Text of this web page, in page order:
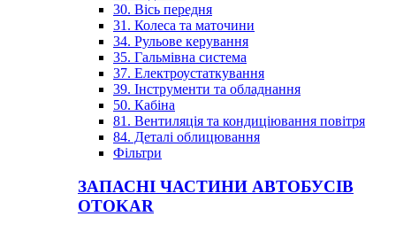
30. Вісь передня
31. Колеса та маточини
34. Рульове керування
35. Гальмівна система
37. Електроустаткування
39. Інструменти та обладнання
50. Кабіна
81. Вентиляція та кондиціювання повітря
84. Деталі облицювання
Фільтри
ЗАПАСНІ ЧАСТИНИ АВТОБУСІВ
OTOKAR